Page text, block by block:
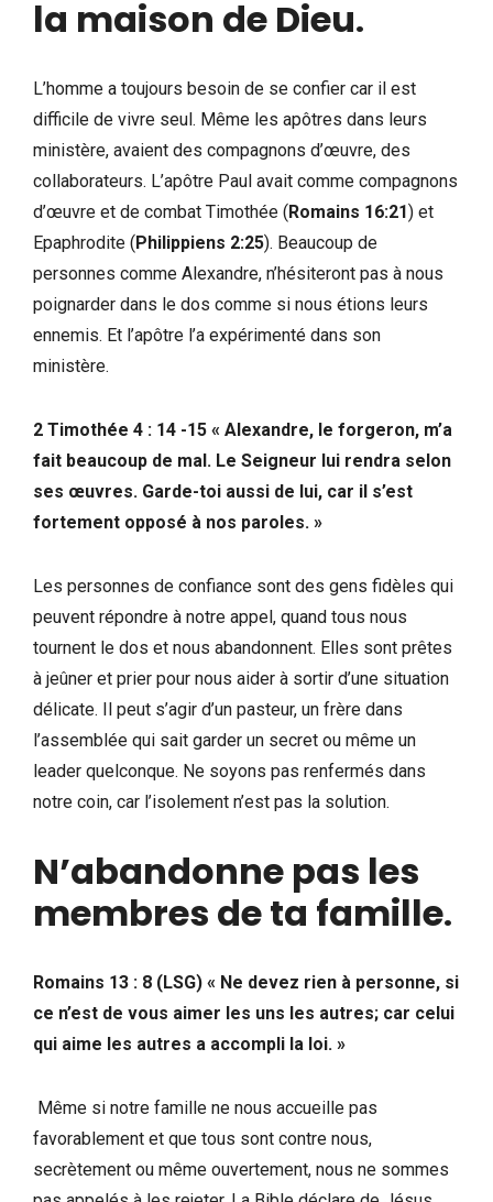
la maison de Dieu.
L’homme a toujours besoin de se confier car il est
difficile de vivre seul. Même les apôtres dans leurs
ministère, avaient des compagnons d’œuvre, des
collaborateurs. L’apôtre Paul avait comme compagnons
d’œuvre et de combat Timothée (Romains 16:21) et
Epaphrodite (Philippiens 2:25). Beaucoup de
personnes comme Alexandre, n’hésiteront pas à nous
poignarder dans le dos comme si nous étions leurs
ennemis. Et l’apôtre l’a expérimenté dans son
ministère.
2 Timothée 4 : 14 -15 « Alexandre, le forgeron, m’a
fait beaucoup de mal. Le Seigneur lui rendra selon
ses œuvres. Garde-toi aussi de lui, car il s’est
fortement opposé à nos paroles. »
Les personnes de confiance sont des gens fidèles qui
peuvent répondre à notre appel, quand tous nous
tournent le dos et nous abandonnent. Elles sont prêtes
à jeûner et prier pour nous aider à sortir d’une situation
délicate. Il peut s’agir d’un pasteur, un frère dans
l’assemblée qui sait garder un secret ou même un
leader quelconque. Ne soyons pas renfermés dans
notre coin, car l’isolement n’est pas la solution.
N’abandonne pas les
membres de ta famille.
Romains 13 : 8 (LSG) « Ne devez rien à personne, si
ce n’est de vous aimer les uns les autres; car celui
qui aime les autres a accompli la loi. »
Même si notre famille ne nous accueille pas
favorablement et que tous sont contre nous,
secrètement ou même ouvertement, nous ne sommes